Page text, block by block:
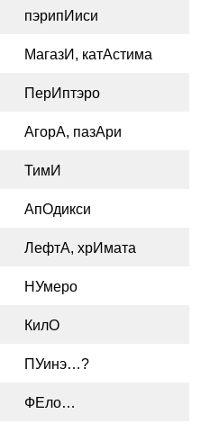
пэрипИиси
МагазИ, катАстима
ПерИптэро
АгорА, пазАри
ТимИ
АпОдикси
ЛефтА, хрИмата
НУмеро
КилО
ПУинэ…?
ФЕло…